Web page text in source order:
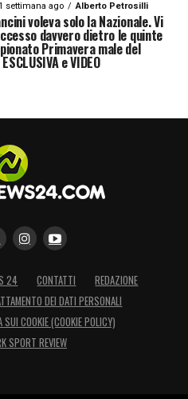
settimana ago Alberto Petrosilli
voleva solo la Nazionale. Vi
davvero dietro le quinte
Primavera male del
e VIDEO
24 CONTATTI
REDAZIONE
DEI DATI PERSONALI
SUI COOKIE (COOKIE POLICY)
SPORT REVIEW